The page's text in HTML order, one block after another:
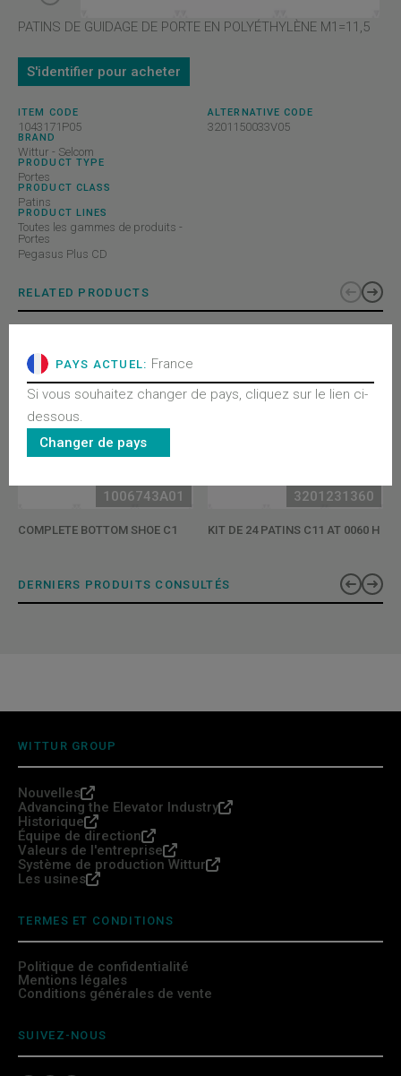
PATINS DE GUIDAGE DE PORTE EN POLYÉTHYLÈNE M1=11,5
S'identifier pour acheter
ITEM CODE
1043171P05
BRAND
Wittur - Selcom
PRODUCT TYPE
Portes
PRODUCT CLASS
Patins
PRODUCT LINES
Toutes les gammes de produits -
Portes
Pegasus Plus CD
ALTERNATIVE CODE
3201150033V05
RELATED PRODUCTS
1006743A01
COMPLETE BOTTOM SHOE C1
3201231360
KIT DE 24 PATINS C11 AT 0060 H
DERNIERS PRODUITS CONSULTÉS
WITTUR GROUP
Nouvelles
Advancing the Elevator Industry
Historique
Équipe de direction
Valeurs de l'entreprise
Système de production Wittur
Les usines
TERMES ET CONDITIONS
Politique de confidentialité
Mentions légales
Conditions générales de vente
SUIVEZ-NOUS
PAYS ACTUEL: France
Si vous souhaitez changer de pays, cliquez sur le lien ci-
dessous.
Changer de pays